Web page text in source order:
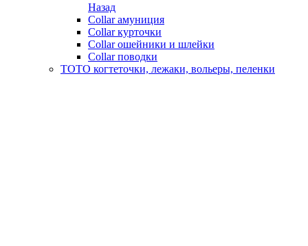
Назад
Collar амуниция
Collar курточки
Collar ошейники и шлейки
Collar поводки
ТОТО когтеточки, лежаки, вольеры, пеленки